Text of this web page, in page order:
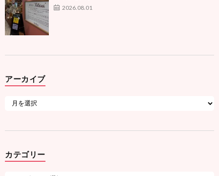
2026.08.01
アーカイブ
カテゴリー